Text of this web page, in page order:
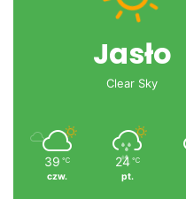
Jasło
Clear Sky
39 ℃
czw.
24 ℃
pt.